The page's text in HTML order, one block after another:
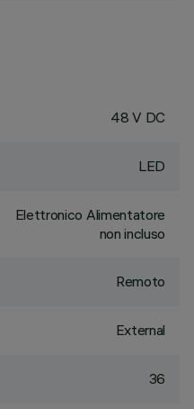
48 V DC
LED
Elettronico Alimentatore
non incluso
Remoto
External
36